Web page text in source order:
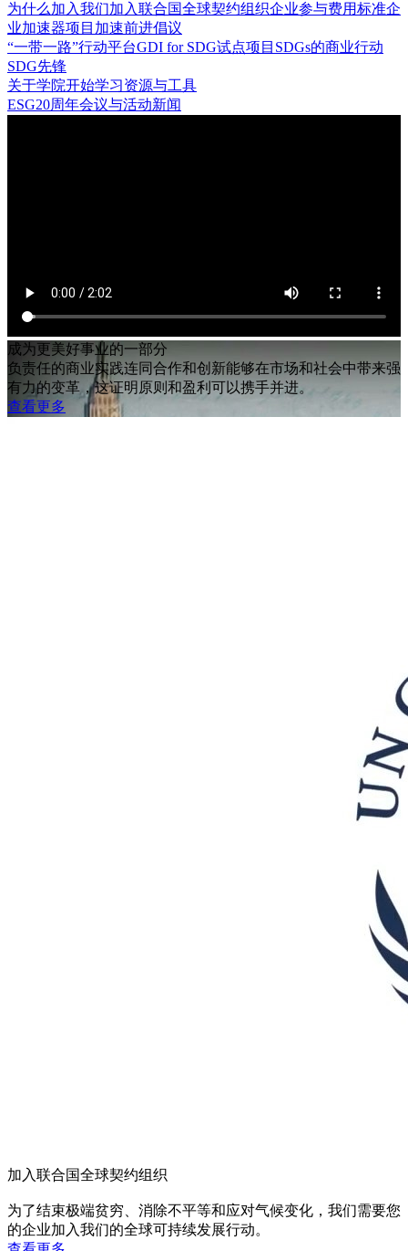
为什么加入我们加入联合国全球契约组织企业参与费用标准企
业加速器项目 加速前进倡议
“一带一路”行动平台GDI for SDG试点项目 SDGs的商业行动
SDG先锋
关于学院开始学习资源与工具
ESG20周年会议与活动新闻
成为更美好事业的一部分
负责任的商业实践连同合作和创新能够在市场和社会中带来强
有力的变革，这证明原则和盈利可以携手并进。
查看更多
加入联合国全球契约组织
为了结束极端贫穷、消除不平等和应对气候变化，我们需要您
的企业加入我们的全球可持续发展行动。